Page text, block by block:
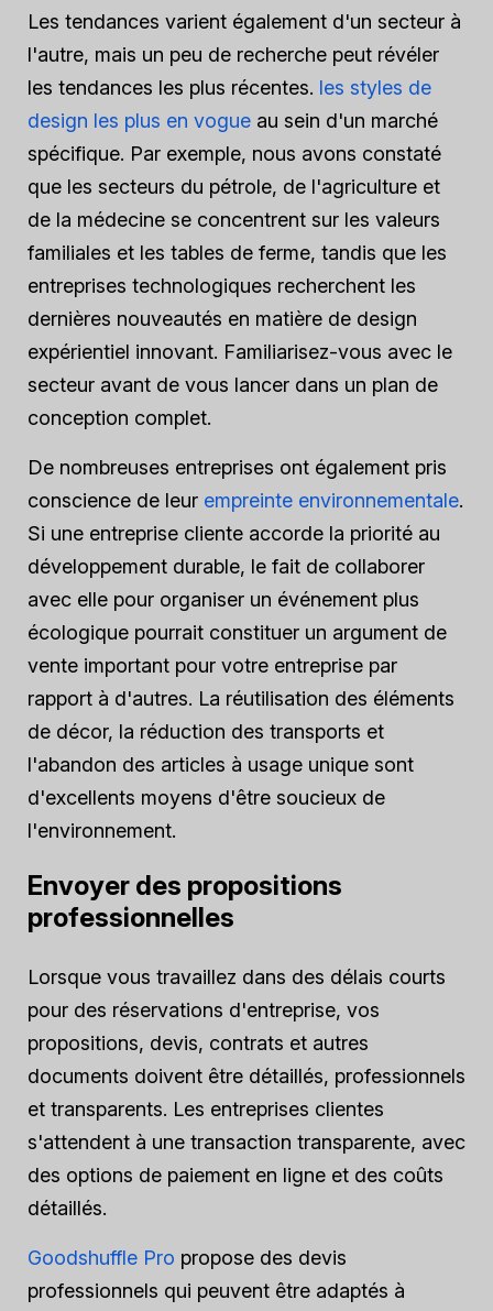
Les tendances varient également d'un secteur à
l'autre, mais un peu de recherche peut révéler
les tendances les plus récentes. les styles de
design les plus en vogue au sein d'un marché
spécifique. Par exemple, nous avons constaté
que les secteurs du pétrole, de l'agriculture et
de la médecine se concentrent sur les valeurs
familiales et les tables de ferme, tandis que les
entreprises technologiques recherchent les
dernières nouveautés en matière de design
expérientiel innovant. Familiarisez-vous avec le
secteur avant de vous lancer dans un plan de
conception complet.
De nombreuses entreprises ont également pris
conscience de leur empreinte environnementale.
Si une entreprise cliente accorde la priorité au
développement durable, le fait de collaborer
avec elle pour organiser un événement plus
écologique pourrait constituer un argument de
vente important pour votre entreprise par
rapport à d'autres. La réutilisation des éléments
de décor, la réduction des transports et
l'abandon des articles à usage unique sont
d'excellents moyens d'être soucieux de
l'environnement.
Envoyer des propositions
professionnelles
Lorsque vous travaillez dans des délais courts
pour des réservations d'entreprise, vos
propositions, devis, contrats et autres
documents doivent être détaillés, professionnels
et transparents. Les entreprises clientes
s'attendent à une transaction transparente, avec
des options de paiement en ligne et des coûts
détaillés.
Goodshuffle Pro propose des devis
professionnels qui peuvent être adaptés à